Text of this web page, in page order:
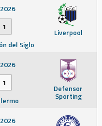
Liverpool
1
del Siglo
Defensor
Sporting
1